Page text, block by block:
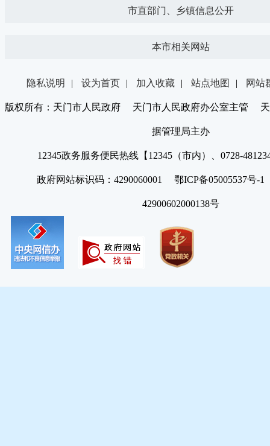
市直部门、乡镇信息公开
本市相关网站
隐私说明 | 设为首页 | 加入收藏 | 站点地图 | 网站
版权所有：天门市人民政府 天门市人民政府办公室主管 天
据管理局主办
12345政务服务便民热线【12345（市内）、0728-
政府网站标识码：4290060001 鄂ICP备05005537号
42900602000138号